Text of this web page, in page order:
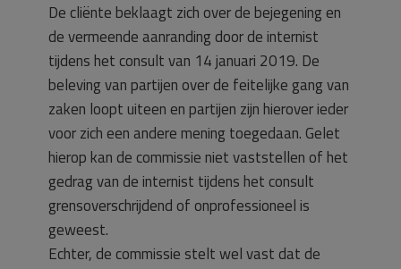
De cliënte beklaagt zich over de bejegening en
de vermeende aanranding door de internist
tijdens het consult van 14 januari 2019. De
beleving van partijen over de feitelijke gang van
zaken loopt uiteen en partijen zijn hierover ieder
voor zich een andere mening toegedaan. Gelet
hierop kan de commissie niet vaststellen of het
gedrag van de internist tijdens het consult
grensoverschrijdend of onprofessioneel is
geweest.
Echter, de commissie stelt wel vast dat de